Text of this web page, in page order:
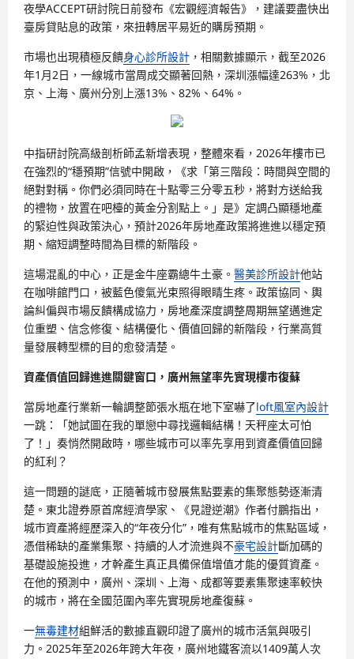
夜學ACCEPT研討院日前發布《宏觀經濟報告》，建議要盡快出
臺房貸貼息的政策，來扭轉居平易近的購房預期。
市場也出現積極反饋身心診所設計 ，相關數據顯示，截至2026
年1月2日，一線城市當周成交顯著回熱，深圳漲幅達263%，北
京、上海、廣州分別上漲13%、82%、64%。
中指研討院高級剖析師孟新增表現，整體來看，2026年樓市已
在強烈的“穩預期”信號中開啟，《求「第三階段：時間與空間的
絕對對稱。你們必須同時在十點零三分零五秒，將對方送給我
的禮物，放置在吧檯的黃金分割點上。」是》定調凸顯穩地產
的緊迫性與政策決心，預計2026年房地產政策將進進以穩定預
期、縮短調整時間為目標的新階段。
這場混亂的中心，正是金牛座霸總牛土豪。 醫美診所設計他站
在咖啡館門口，被藍色傻氣光束照得眼睛生疼。政策協同、輿
論糾偏與市場反饋構成協力，房地產深度調整周期無望邁進定
位重塑、信念修復、結構優化、價值回歸的新階段，行業高質
量發展轉型標的目的愈發清楚。
資產價值回歸進進關鍵窗口，廣州無望率先實現樓市復蘇
當房地產行業新一輪調整節張水瓶在地下室嚇了loft風室內設計
一跳：「她試圖在我的單戀中尋找邏輯結構！天秤座太可怕
了！」奏悄然開啟時，哪些城市可以率先享用到資產價值回歸
的紅利？
這一問題的謎底，正隨著城市發展焦點要素的集聚態勢逐漸清
楚。東北證券原首席經濟學家、《見證逆潮》作者付鵬指出，
城市資產將經歷深入的“年夜分化”，唯有焦點城市的焦點區域，
憑借稀缺的產業集聚、持續的人才流進與不豪宅設計斷加碼的
基礎設施投進，才幹產生真正具備保值增值才能的優質資產。
在他的預測中，廣州、深圳、上海、成都等要素集聚速率較快
的城市，將在全國范圍內率先實現房地產復蘇。
一無毒建材組鮮活的數據直觀印證了廣州的城市活氣與吸引
力。2025年至2026年跨大年夜，廣州地鐵客流以1409萬人次